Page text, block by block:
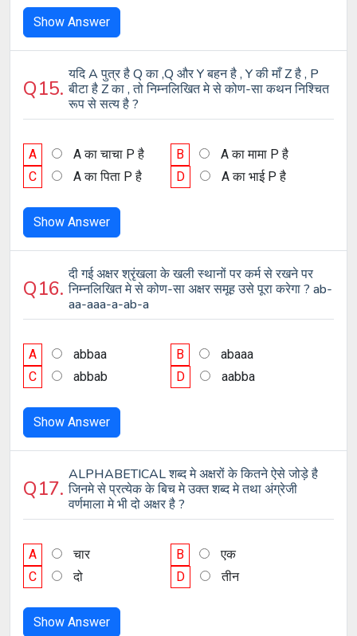
Show Answer
Q15.
यदि A पुत्र है Q का ,Q और Y बहन है , Y की माँ Z है , P
बीटा है Z का , तो निम्नलिखित मे से कोण-सा कथन निश्चित
रूप से सत्य है ?
A A का चाचा P है B
A का मामा P है
C
A का पिता P है D A का भाई P है
Show Answer
Q16.
दी गई अक्षर श्रृंखला के खली स्थानों पर कर्म से रखने पर
निम्नलिखित मे से कोण-सा अक्षर समूह उसे पूरा करेगा ? ab-
aa-aaa-a-ab-a
A abbaa B
abaaa
C
abbab D aabba
Show Answer
Q17.
ALPHABETICAL शब्द मे अक्षरों के कितने ऐसे जोड़े है
जिनमे से प्रत्येक के बिच मे उक्त शब्द मे तथा अंग्रेजी
वर्णमाला मे भी दो अक्षर है ?
A चार B
एक
C
दो D तीन
Show Answer